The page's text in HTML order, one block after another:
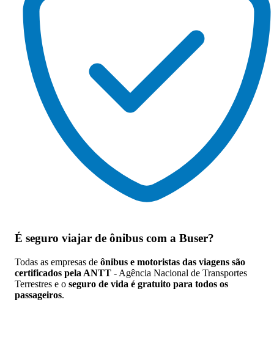
É seguro viajar de ônibus com a Buser?
Todas as empresas de ônibus e motoristas das viagens são
certificados pela ANTT - Agência Nacional de Transportes
Terrestres e o seguro de vida é gratuito para todos os
passageiros.